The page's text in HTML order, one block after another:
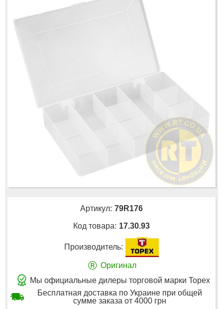
Артикул: 79R176
Код товара: 17.30.93
Производитель:
® Оригинал
Мы официальные дилеры торговой марки Topex
Бесплатная доставка по Украине при общей
сумме заказа от 4000 грн